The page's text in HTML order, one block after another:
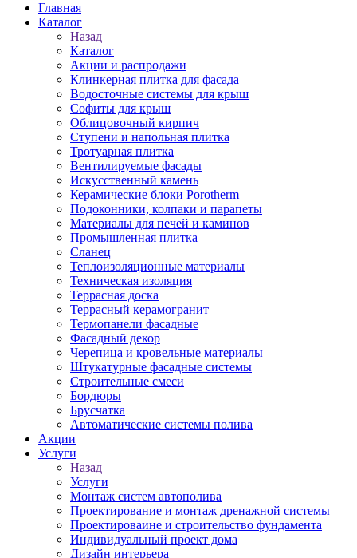
Главная
Каталог
Назад
Каталог
Акции и распродажи
Клинкерная плитка для фасада
Водосточные системы для крыш
Софиты для крыш
Облицовочный кирпич
Ступени и напольная плитка
Тротуарная плитка
Вентилируемые фасады
Искусственный камень
Керамические блоки Porotherm
Подоконники, колпаки и парапеты
Материалы для печей и каминов
Промышленная плитка
Сланец
Теплоизоляционные материалы
Техническая изоляция
Террасная доска
Террасный керамогранит
Термопанели фасадные
Фасадный декор
Черепица и кровельные материалы
Штукатурные фасадные системы
Строительные смеси
Бордюры
Брусчатка
Автоматические системы полива
Акции
Услуги
Назад
Услуги
Монтаж систем автополива
Проектирование и монтаж дренажной системы
Проектироваине и строительство фундамента
Индивидуальный проект дома
Дизайн интерьера